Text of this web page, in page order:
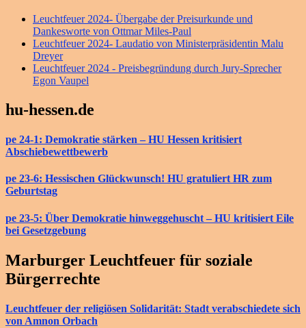
Leuchtfeuer 2024- Übergabe der Preisurkunde und
Dankesworte von Ottmar Miles-Paul
Leuchtfeuer 2024- Laudatio von Ministerpräsidentin Malu
Dreyer
Leuchtfeuer 2024 - Preisbegründung durch Jury-Sprecher
Egon Vaupel
hu-hessen.de
pe 24-1: Demokratie stärken – HU Hessen kritisiert
Abschiebewettbewerb
pe 23-6: Hessischen Glückwunsch! HU gratuliert HR zum
Geburtstag
pe 23-5: Über Demokratie hinweggehuscht – HU kritisiert Eile
bei Gesetzgebung
Marburger Leuchtfeuer für soziale
Bürgerrechte
Leuchtfeuer der religiösen Solidarität: Stadt verabschiedete sich
von Amnon Orbach